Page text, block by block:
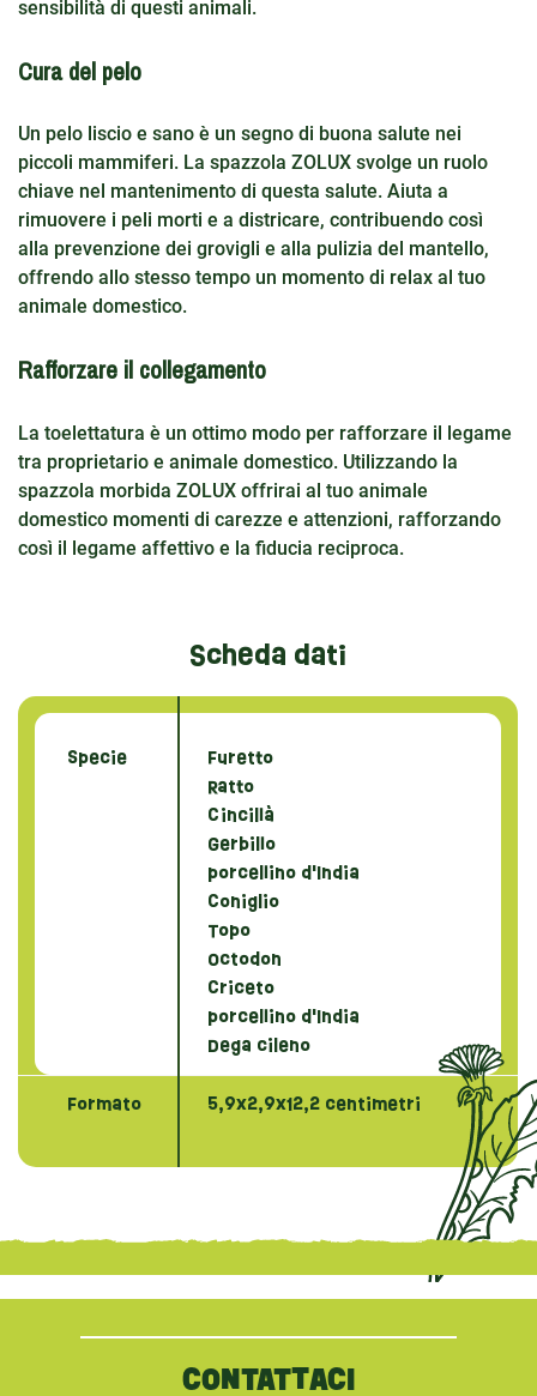
sensibilità di questi animali.
Cura del pelo
Un pelo liscio e sano è un segno di buona salute nei
piccoli mammiferi. La spazzola ZOLUX svolge un ruolo
chiave nel mantenimento di questa salute. Aiuta a
rimuovere i peli morti e a districare, contribuendo così
alla prevenzione dei grovigli e alla pulizia del mantello,
offrendo allo stesso tempo un momento di relax al tuo
animale domestico.
Rafforzare il collegamento
La toelettatura è un ottimo modo per rafforzare il legame
tra proprietario e animale domestico. Utilizzando la
spazzola morbida ZOLUX offrirai al tuo animale
domestico momenti di carezze e attenzioni, rafforzando
così il legame affettivo e la fiducia reciproca.
Scheda dati
Specie
Furetto
Ratto
Cincillà
Gerbillo
porcellino d'India
Coniglio
Topo
Octodon
Criceto
porcellino d'India
Dega cileno
Formato 5,9x2,9x12,2 centimetri
CONTATTACI